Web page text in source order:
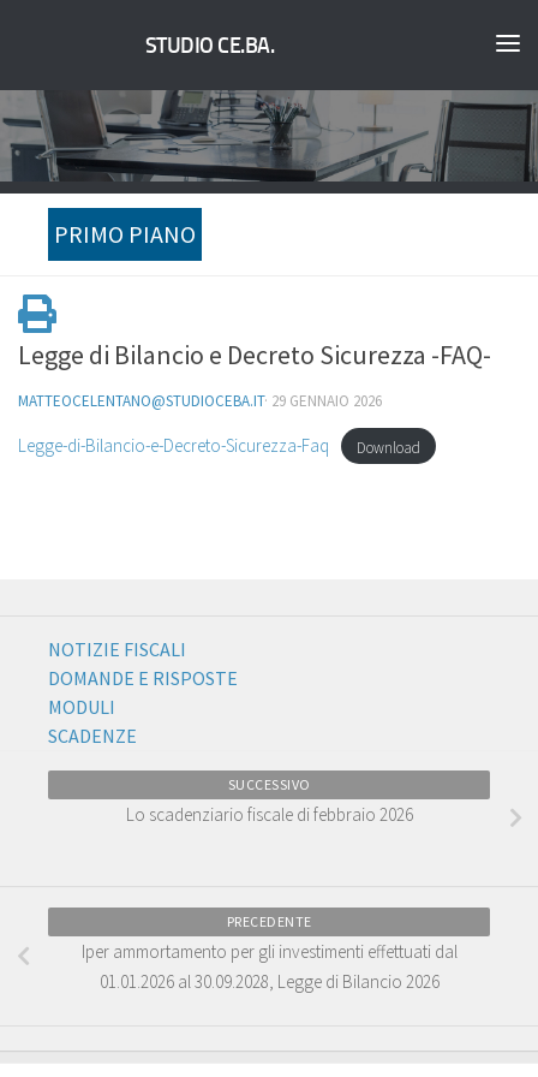
STUDIO CE.BA.
PRIMO PIANO
Legge di Bilancio e Decreto Sicurezza -FAQ-
MATTEOCELENTANO@STUDIOCEBA.IT· 29 GENNAIO 2026
Legge-di-Bilancio-e-Decreto-Sicurezza-Faq Download
NOTIZIE FISCALI
DOMANDE E RISPOSTE
MODULI
SCADENZE
SUCCESSIVO
Lo scadenziario fiscale di febbraio 2026
PRECEDENTE
Iper ammortamento per gli investimenti effettuati dal
01.01.2026 al 30.09.2028, Legge di Bilancio 2026